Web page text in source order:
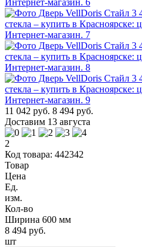
11 042 руб. 8 494 руб.
Доставим 13 августа
2
Код товара: 442342
Товар
Цена
Ед.
изм.
Кол-во
Ширина 600 мм
8 494 руб.
шт